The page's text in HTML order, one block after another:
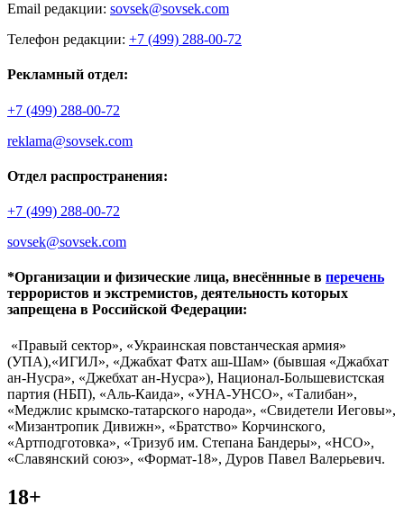
Email редакции: sovsek@sovsek.com
Телефон редакции: +7 (499) 288-00-72
Рекламный отдел:
+7 (499) 288-00-72
reklama@sovsek.com
Отдел распространения:
+7 (499) 288-00-72
sovsek@sovsek.com
*Организации и физические лица, внесённные в перечень
террористов и экстремистов, деятельность которых
запрещена в Российской Федерации:
«Правый сектор», «Украинская повстанческая армия»
(УПА),«ИГИЛ», «Джабхат Фатх аш-Шам» (бывшая «Джабхат
ан-Нусра», «Джебхат ан-Нусра»), Национал-Большевистская
партия (НБП), «Аль-Каида», «УНА-УНСО», «Талибан»,
«Меджлис крымско-татарского народа», «Свидетели Иеговы»,
«Мизантропик Дивижн», «Братство» Корчинского,
«Артподготовка», «Тризуб им. Степана Бандеры», «НСО»,
«Славянский союз», «Формат-18», Дуров Павел Валерьевич.
18+